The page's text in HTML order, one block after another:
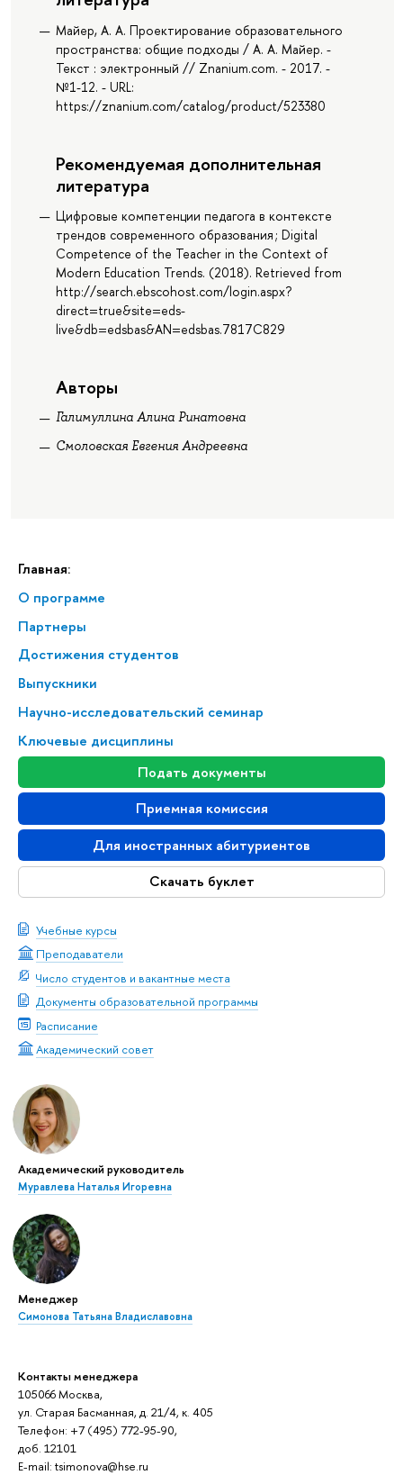
Главная:
О программе
Партнеры
Достижения студентов
Выпускники
Научно-исследовательский семинар
Ключевые дисциплины
Подать документы
Приемная комиссия
Для иностранных абитуриентов
Скачать буклет
Учебные курсы
Преподаватели
Число студентов и вакантные места
Документы образовательной программы
Расписание
Академический совет
Академический руководитель
Муравлева Наталья Игоревна
Менеджер
Симонова Татьяна Владиславовна
Контакты менеджера
105066 Москва,
ул. Старая Басманная, д. 21/4, к. 405
Телефон: +7 (495) 772-95-90,
доб. 12101
E-mail: tsimonova@hse.ru
Майер, А. А. Проектирование образовательного
пространства: общие подходы / А. А. Майер. -
Текст : электронный // Znanium.com. - 2017. -
№1-12. - URL:
https://znanium.com/catalog/product/523380
Рекомендуемая дополнительная
литература
Цифровые компетенции педагога в контексте
трендов современного образования ; Digital
Competence of the Teacher in the Context of
Modern Education Trends. (2018). Retrieved from
http://search.ebscohost.com/login.aspx?
direct=true&site=eds-
live&db=edsbas&AN=edsbas.7817C829
Авторы
Галимуллина Алина Ринатовна
Смоловская Евгения Андреевна